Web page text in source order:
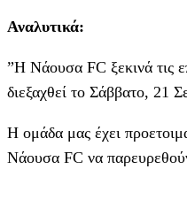
Αναλυτικά:
”Η Νάουσα FC ξεκινά τις
διεξαχθεί το Σάββατο, 21
Η ομάδα μας έχει
Νάουσα FC να